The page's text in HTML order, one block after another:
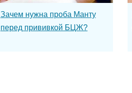
Зачем нужна проба Манту
перед прививкой БЦЖ?